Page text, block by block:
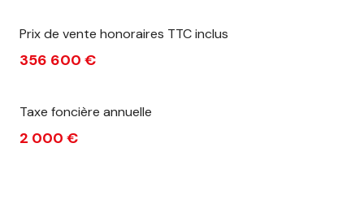
Prix de vente honoraires TTC inclus
356 600 €
Taxe foncière annuelle
2 000 €